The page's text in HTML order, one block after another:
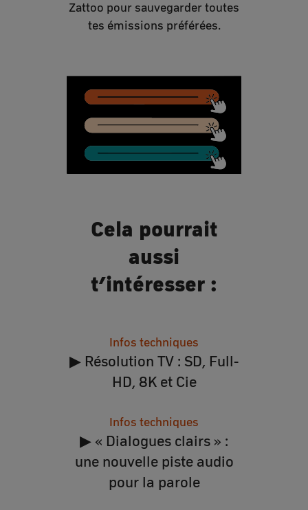
Zattoo pour sauvegarder toutes
tes émissions préférées.
Cela pourrait
aussi
t’intéresser :
Infos techniques
▶ Résolution TV : SD, Full-
HD, 8K et Cie
Infos techniques
▶ « Dialogues clairs » :
une nouvelle piste audio
pour la parole